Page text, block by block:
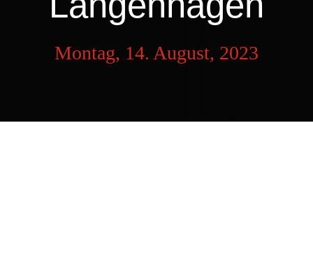
Montag, 14. August, 2023